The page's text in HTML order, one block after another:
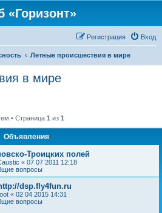
«Горизонт»
Вход
Регистрация
Летные происшествия в мире
в мире
• Страница 1 из 1
Объявления
Троицких полей
« 07 07 2011 12:18
вопросы
dsp.fly4fun.ru
« 02 04 2015 14:31
вопросы